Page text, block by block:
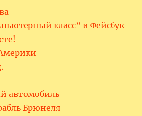
класс” и Фейсбук
автомобиль
Брюнеля